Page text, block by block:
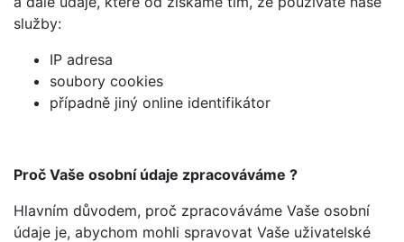
služby:
IP adresa
soubory cookies
případně jiný online identifikátor
Proč Vaše osobní údaje zpracováváme ?
Hlavním důvodem, proč zpracováváme Vaše osobní
údaje je, abychom mohli spravovat Vaše uživatelské